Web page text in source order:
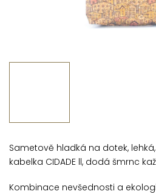
Sametově hladká na dotek,
kabelka CIDADE ll, dodá šmrnc
Kombinace nevšednosti a